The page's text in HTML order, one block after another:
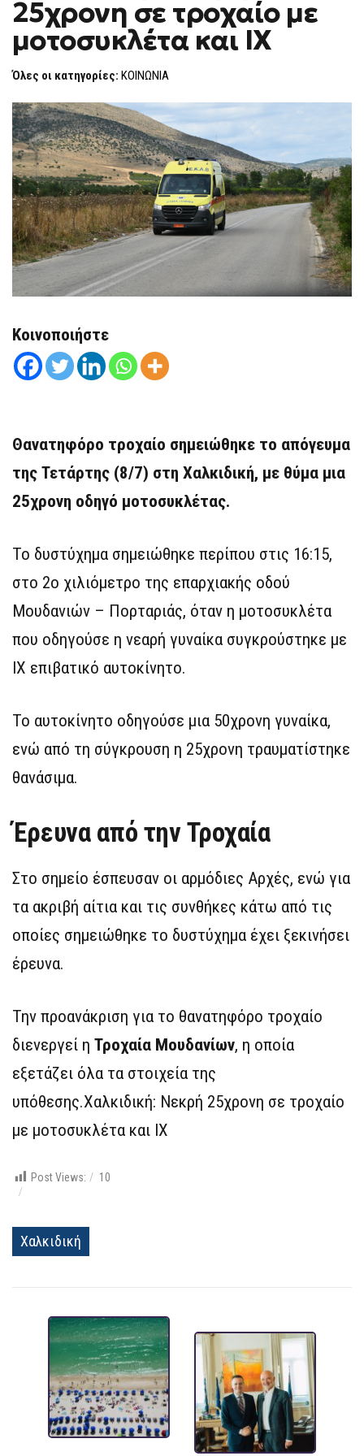
ΣΕ
ΤΡΟΧΑΊΟ
ΜΕ
ΜΟΤΟΣΥΚΛΈΤΑ
ΙΧ
25χρονη σε τροχαίο με
μοτοσυκλέτα και ΙΧ
Όλες οι κατηγορίες: ΚΟΙΝΩΝΙΑ
Κοινοποιήστε
Θανατηφόρο τροχαίο σημειώθηκε το απόγευμα
της Τετάρτης (8/7) στη Χαλκιδική, με θύμα μια
25χρονη οδηγό μοτοσυκλέτας.
Το δυστύχημα σημειώθηκε περίπου στις 16:15,
στο 2ο χιλιόμετρο της επαρχιακής οδού
Μουδανιών – Πορταριάς, όταν η μοτοσυκλέτα
που οδηγούσε η νεαρή γυναίκα συγκρούστηκε με
ΙΧ επιβατικό αυτοκίνητο.
Το αυτοκίνητο οδηγούσε μια 50χρονη γυναίκα,
ενώ από τη σύγκρουση η 25χρονη τραυματίστηκε
θανάσιμα.
Έρευνα από την Τροχαία
Στο σημείο έσπευσαν οι αρμόδιες Αρχές, ενώ για
τα ακριβή αίτια και τις συνθήκες κάτω από τις
οποίες σημειώθηκε το δυστύχημα έχει ξεκινήσει
έρευνα.
Την προανάκριση για το θανατηφόρο τροχαίο
διενεργεί η Τροχαία Μουδανίων, η οποία
εξετάζει όλα τα στοιχεία της
υπόθεσης.Χαλκιδική: Νεκρή 25χρονη σε τροχαίο
με μοτοσυκλέτα και ΙΧ
Post Views: 10
Χαλκιδική